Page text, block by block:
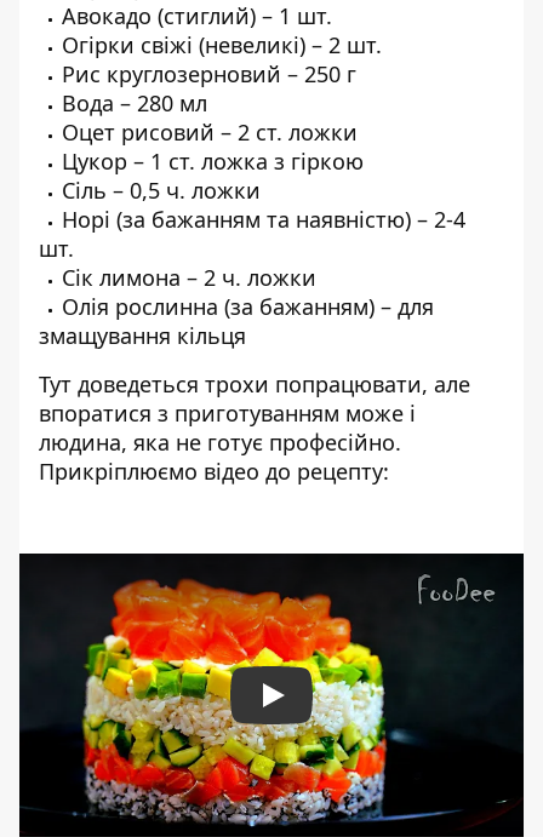
Авокадо (стиглий) – 1 шт.
Огірки свіжі (невеликі) – 2 шт.
Рис круглозерновий – 250 г
Вода – 280 мл
Оцет рисовий – 2 ст. ложки
Цукор – 1 ст. ложка з гіркою
Сіль – 0,5 ч. ложки
Норі (за бажанням та наявністю) – 2-4
шт.
Сік лимона – 2 ч. ложки
Олія рослинна (за бажанням) – для
змащування кільця
Тут доведеться трохи попрацювати, але
впоратися з приготуванням може і
людина, яка не готує професійно.
Прикріплюємо відео до рецепту:
Play